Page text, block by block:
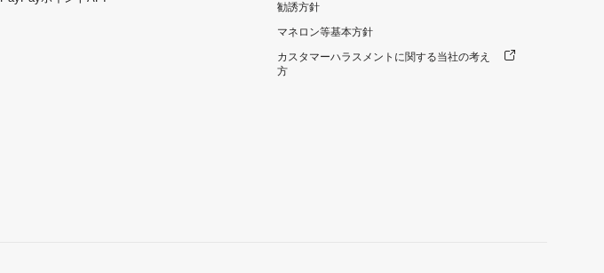
勧誘方針
マネロン等基本方針
カスタマーハラスメントに関する当社の考え
方